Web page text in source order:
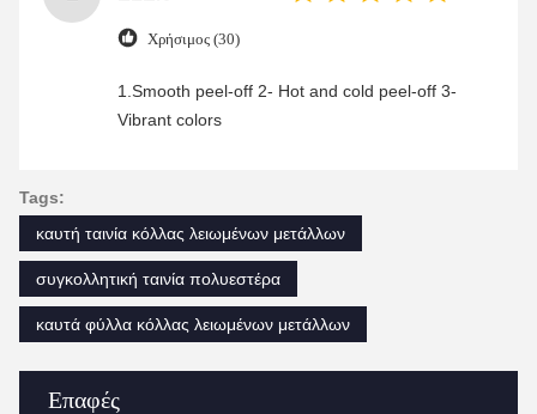
Επαφές
Χρήσιμος (30)
1.Smooth peel-off 2- Hot and cold peel-off 3-
Vibrant colors
Tags:
καυτή ταινία κόλλας λειωμένων μετάλλων
συγκολλητική ταινία πολυεστέρα
καυτά φύλλα κόλλας λειωμένων μετάλλων